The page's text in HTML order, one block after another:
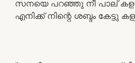
സനയെ പറഞ്ഞു നീ പാല്
എനിക്ക് നിന്റെ ശബ്ദം കേട്ടു